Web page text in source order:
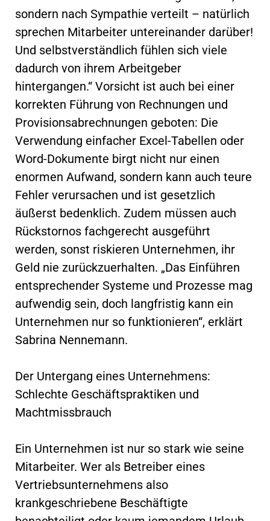
sondern nach Sympathie verteilt – natürlich
sprechen Mitarbeiter untereinander darüber!
Und selbstverständlich fühlen sich viele
dadurch von ihrem Arbeitgeber
hintergangen.“ Vorsicht ist auch bei einer
korrekten Führung von Rechnungen und
Provisionsabrechnungen geboten: Die
Verwendung einfacher Excel-Tabellen oder
Word-Dokumente birgt nicht nur einen
enormen Aufwand, sondern kann auch teure
Fehler verursachen und ist gesetzlich
äußerst bedenklich. Zudem müssen auch
Rückstornos fachgerecht ausgeführt
werden, sonst riskieren Unternehmen, ihr
Geld nie zurückzuerhalten. „Das Einführen
entsprechender Systeme und Prozesse mag
aufwendig sein, doch langfristig kann ein
Unternehmen nur so funktionieren“, erklärt
Sabrina Nennemann.
Der Untergang eines Unternehmens:
Schlechte Geschäftspraktiken und
Machtmissbrauch
Ein Unternehmen ist nur so stark wie seine
Mitarbeiter. Wer als Betreiber eines
Vertriebsunternehmens also
krankgeschriebene Beschäftigte